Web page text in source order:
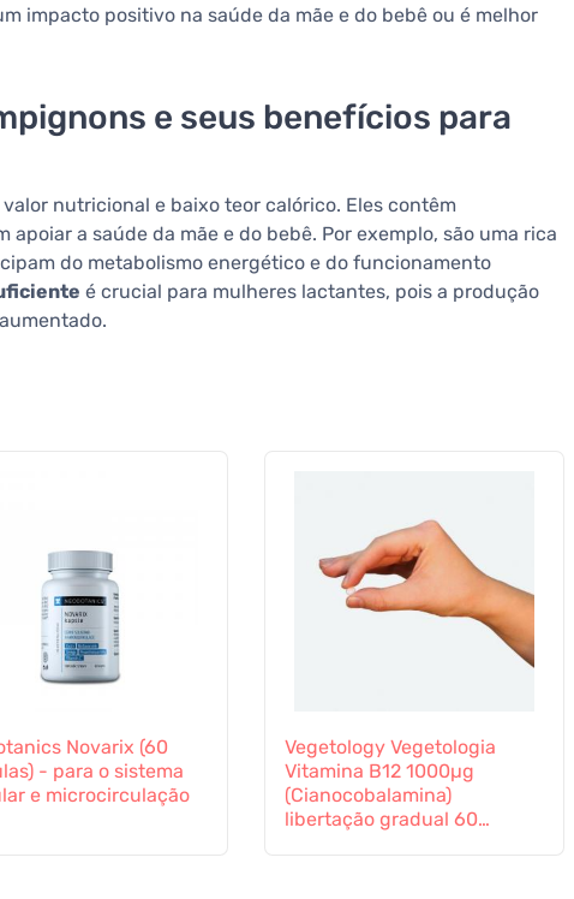
impacto positivo na saúde da mãe e do bebê ou é melhor
e seus benefícios para
nutricional e baixo teor calórico. Eles contêm
apoiar a saúde da mãe e do bebê. Por exemplo, são uma rica
do metabolismo energético e do funcionamento
é crucial para mulheres lactantes, pois a produção
Novarix (60
- para o sistema
e microcirculação
Vegetology Vegetologia
Vitamina B12 1000µg
(Cianocobalamina)
libertação gradual 60